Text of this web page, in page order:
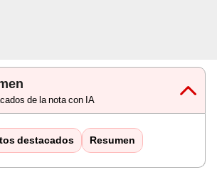
de la nota con IA
destacados Resumen